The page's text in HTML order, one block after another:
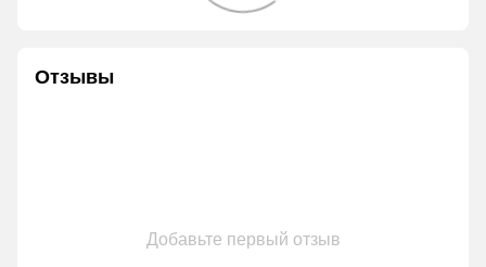
Отзывы
Добавьте первый отзыв